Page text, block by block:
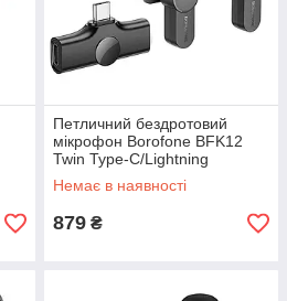
Петличний бездротовий
мікрофон Borofone BFK12
Twin Type-C/Lightning
Немає в наявності
879 ₴